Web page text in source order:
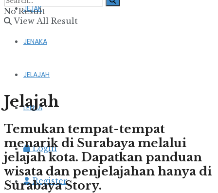
JEJAK
JENAKA
JELAJAH
LENSA
Login
Register
No Result
View All Result
Jelajah
Temukan tempat-tempat
menarik di Surabaya melalui
jelajah kota. Dapatkan panduan
wisata dan penjelajahan hanya di
Surabaya Story.